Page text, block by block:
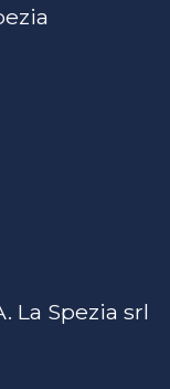
La Spezia srl